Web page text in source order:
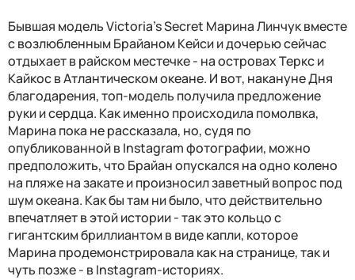
Бывшая модель Victoria's Secret Марина Линчук вместе
с возлюбленным Брайаном Кейси и дочерью сейчас
отдыхает в райском местечке - на островах Теркс и
Кайкос в Атлантическом океане. И вот, накануне Дня
благодарения, топ-модель получила предложение
руки и сердца. Как именно происходила помолвка,
Марина пока не рассказала, но, судя по
опубликованной в Instagram фотографии, можно
предположить, что Брайан опускался на одно колено
на пляже на закате и произносил заветный вопрос под
шум океана. Как бы там ни было, что действительно
впечатляет в этой истории - так это кольцо с
гигантским бриллиантом в виде капли, которое
Марина продемонстрировала как на странице, так и
чуть позже - в Instagram-историях.